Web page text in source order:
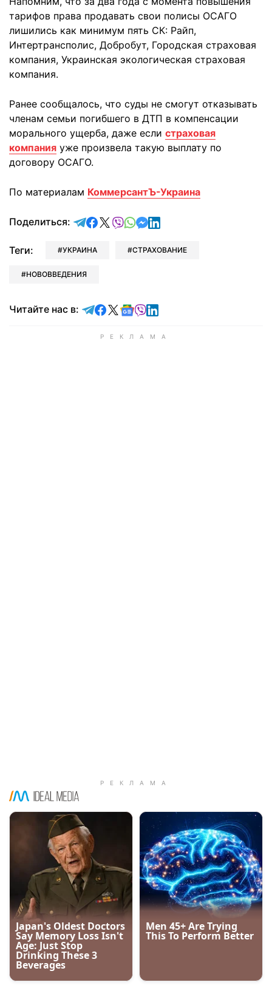
тарифов права продавать свои полисы ОСАГО
лишились как минимум пять СК: Райп,
Интертрансполис, Добробут, Городская страховая
компания, Украинская экологическая страховая
компания.
Ранее сообщалось, что суды не смогут отказывать
членам семьи погибшего в ДТП в компенсации
морального ущерба, даже если страховая
компания уже произвела такую выплату по
договору ОСАГО.
По материалам КоммерсантЪ-Украина
Поделиться: отправить в Telegram
поделиться в Facebook
поделиться в X
отправить в Viber
отправить в Whatsapp
отправить в Messenger
отправить в LinkedIn
Теги: УКРАИНА СТРАХОВАНИЕ
НОВОВВЕДЕНИЯ
Читайте нас в: Читайте в Telegram
Читайте в Facebook
Читайте в X
Читайте в Google news
Читайте в Viber
Читайте в LinkedIn